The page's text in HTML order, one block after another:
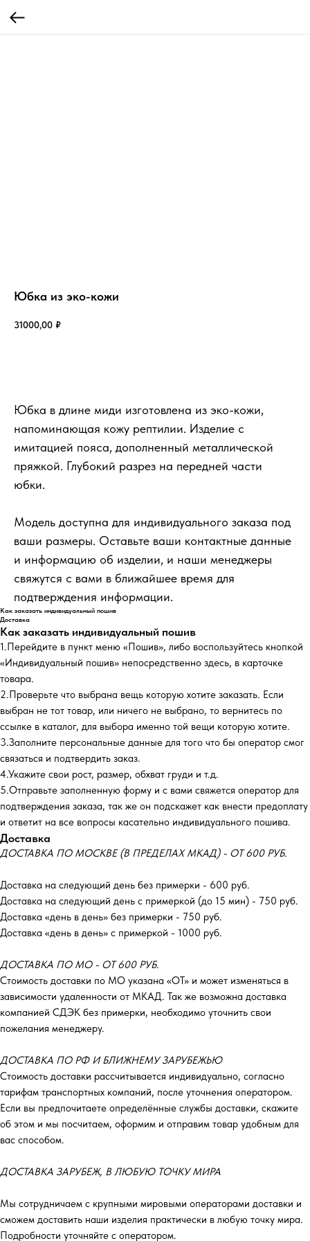
Юбка из эко-кожи
31000,00 ₽
Юбка в длине миди изготовлена из эко-кожи,
напоминающая кожу рептилии. Изделие с
имитацией пояса, дополненный металлической
пряжкой. Глубокий разрез на передней части
юбки.
Модель доступна для индивидуального заказа под
ваши размеры. Оставьте ваши контактные данные
и информацию об изделии, и наши менеджеры
свяжутся с вами в ближайшее время для
подтверждения информации.
Как заказать индивидуальный пошив
Доставка
Как заказать индивидуальный пошив
1.Перейдите в пункт меню «Пошив», либо воспользуйтесь кнопкой
«Индивидуальный пошив» непосредственно здесь, в карточке
товара.
2.Проверьте что выбрана вещь которую хотите заказать. Если
выбран не тот товар, или ничего не выбрано, то вернитесь по
ссылке в каталог, для выбора именно той вещи которую хотите.
3.Заполните персональные данные для того что бы оператор смог
связаться и подтвердить заказ.
4.Укажите свои рост, размер, обхват груди и т.д.
5.Отправьте заполненную форму и с вами свяжется оператор для
подтверждения заказа, так же он подскажет как внести предоплату
и ответит на все вопросы касательно индивидуального пошива.
Доставка
ДОСТАВКА ПО МОСКВЕ (В ПРЕДЕЛАХ МКАД) - ОТ 600 РУБ.
Доставка на следующий день без примерки - 600 руб.
Доставка на следующий день с примеркой (до 15 мин) - 750 руб.
Доставка «день в день» без примерки - 750 руб.
Доставка «день в день» с примеркой - 1000 руб.
ДОСТАВКА ПО МО - ОТ 600 РУБ.
Стоимость доставки по МО указана «ОТ»‎ и может изменяться в
зависимости удаленности от МКАД. Так же возможна доставка
компанией СДЭК без примерки, необходимо уточнить свои
пожелания менеджеру.
ДОСТАВКА ПО РФ И БЛИЖНЕМУ ЗАРУБЕЖЬЮ
Стоимость доставки рассчитывается индивидуально, согласно
тарифам транспортных компаний, после уточнения оператором.
Если вы предпочитаете определённые службы доставки, скажите
об этом и мы посчитаем, оформим и отправим товар удобным для
вас способом.
ДОСТАВКА ЗАРУБЕЖ, В ЛЮБУЮ ТОЧКУ МИРА
Мы сотрудничаем с крупными мировыми операторами доставки и
сможем доставить наши изделия практически в любую точку мира.
Подробности уточняйте с оператором.